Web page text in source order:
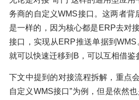
务商的自定义WMS接口。这两者背
是一样的，因为核心都是ERP去对
接口，实现从ERP推送单据到
就可以快速迁移到B，可以互相借鉴
下文中提到的对接流程拆解，重点
自定义WMS接口”为例，但是依然